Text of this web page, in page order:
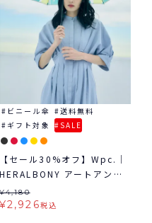
ビニール傘
送料無料
ギフト対象
SALE
【セール30%オフ】Wpc.｜
HERALBONY アートアンブ
レラ mini 雨傘 折りたたみ
ビニール傘 ギフト対象
¥4,180
¥2,926税込